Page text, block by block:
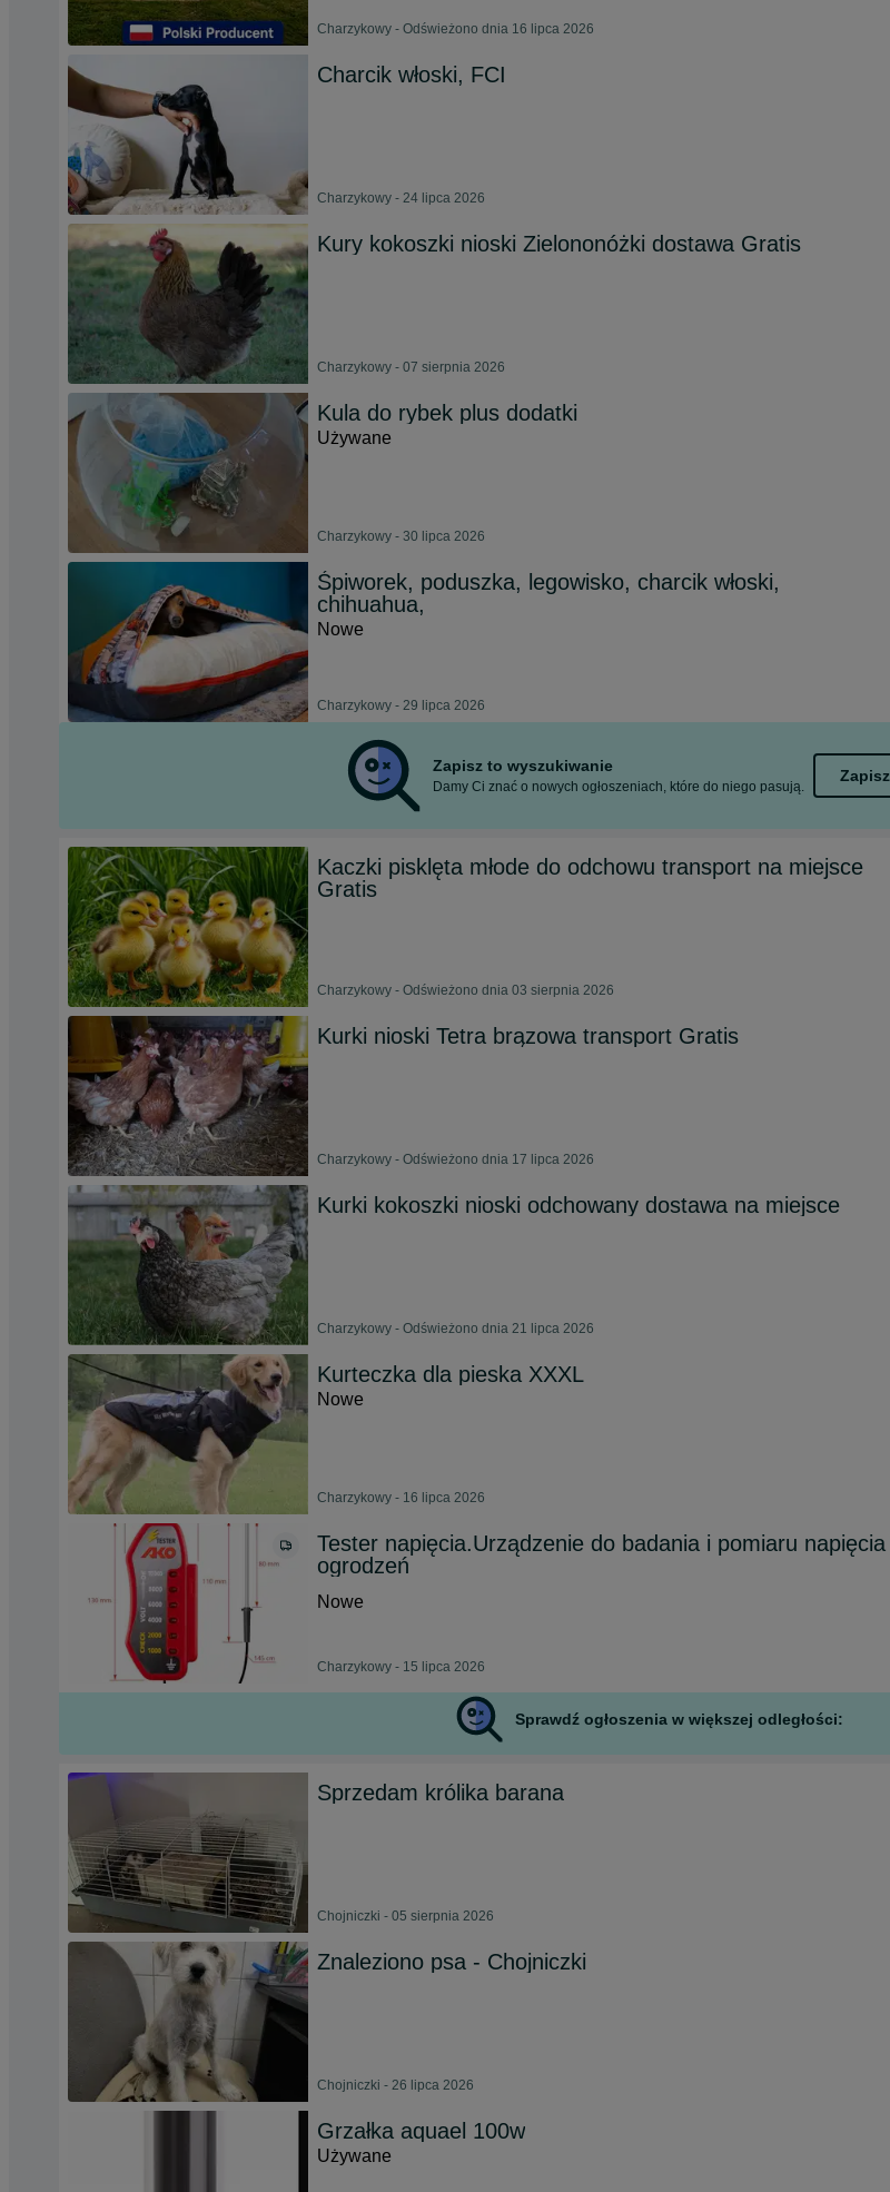
Charzykowy - Odświeżono dnia 16 lipca 2026
Charcik włoski, FCI
Charzykowy - 24 lipca 2026
Kury kokoszki nioski Zielononóżki dostawa Gratis
Charzykowy - 07 sierpnia 2026
Kula do rybek plus dodatki
Używane
Charzykowy - 30 lipca 2026
Śpiworek, poduszka, legowisko, charcik włoski,
chihuahua,
Nowe
Charzykowy - 29 lipca 2026
Zapisz to wyszukiwanie
Damy Ci znać o nowych ogłoszeniach, które do niego pasują.
Zapisz
Kaczki pisklęta młode do odchowu transport na miejsce
Gratis
Charzykowy - Odświeżono dnia 03 sierpnia 2026
Kurki nioski Tetra brązowa transport Gratis
Charzykowy - Odświeżono dnia 17 lipca 2026
Kurki kokoszki nioski odchowany dostawa na miejsce
Charzykowy - Odświeżono dnia 21 lipca 2026
Kurteczka dla pieska XXXL
Nowe
Charzykowy - 16 lipca 2026
Tester napięcia.Urządzenie do badania i pomiaru napięcia
ogrodzeń
Nowe
Charzykowy - 15 lipca 2026
Sprawdź ogłoszenia w większej odległości:
Sprzedam królika barana
Chojniczki - 05 sierpnia 2026
Znaleziono psa - Chojniczki
Chojniczki - 26 lipca 2026
Grzałka aquael 100w
Używane